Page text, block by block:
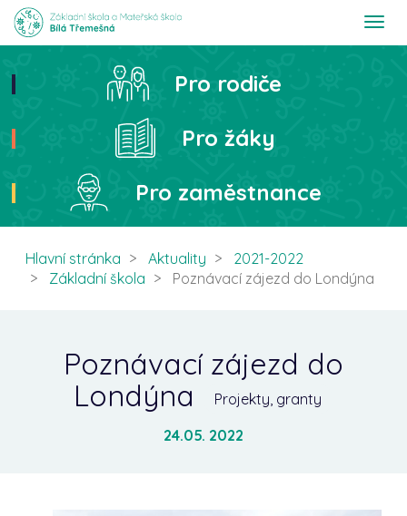
T
t
Hledat
Pro rodiče
Pro žáky
Pro zaměstnance
Hlavní stránka Aktuality
2021-2022
Základní škola
Poznávací zájezd do Londýna
Poznávací zájezd do
Londýna
Projekty, granty
24.05. 2022